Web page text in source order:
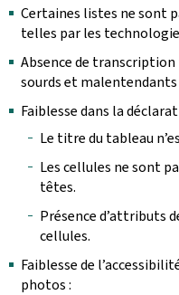
Certaines listes ne sont
telles par les
Absence de
sourds et malentendants
Faiblesse dans la
Le titre du tableau
Les cellules ne sont
têtes.
Présence d’attributs
cellules.
Faiblesse de
photos :